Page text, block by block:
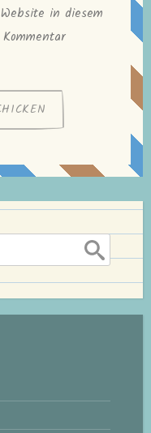
in diesem